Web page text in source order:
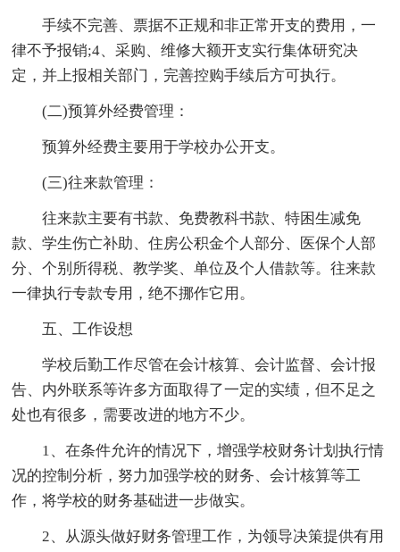
手续不完善、票据不正规和非正常开支的费用，一
律不予报销;4、采购、维修大额开支实行集体研究决
定，并上报相关部门，完善控购手续后方可执行。
(二)预算外经费管理：
预算外经费主要用于学校办公开支。
(三)往来款管理：
往来款主要有书款、免费教科书款、特困生减免
款、学生伤亡补助、住房公积金个人部分、医保个人部
分、个别所得税、教学奖、单位及个人借款等。往来款
一律执行专款专用，绝不挪作它用。
五、工作设想
学校后勤工作尽管在会计核算、会计监督、会计报
告、内外联系等许多方面取得了一定的实绩，但不足之
处也有很多，需要改进的地方不少。
1、在条件允许的情况下，增强学校财务计划执行情
况的控制分析，努力加强学校的财务、会计核算等工
作，将学校的财务基础进一步做实。
2、从源头做好财务管理工作，为领导决策提供有用